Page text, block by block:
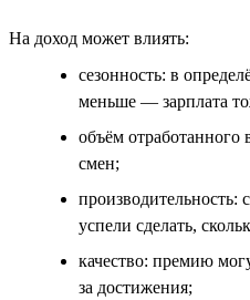
На доход может влиять:
сезонность: в
меньше — зарплата
объём отработанного
смен;
производительность:
успели сделать,
качество: премию
за достижения;